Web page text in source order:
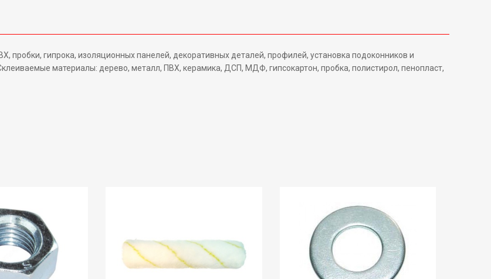
пробки, гипрока, изоляционных панелей, декоративных деталей, профилей, установка подоконников и
материалы: дерево, металл, ПВХ, керамика, ДСП, МДФ, гипсокартон, пробка, полистирол, пенопласт,